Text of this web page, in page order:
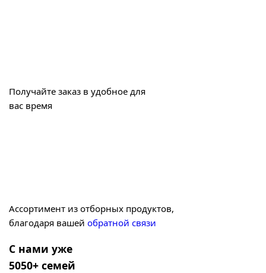
Получайте заказ в удобное для
вас время
Ассортимент из отборных продуктов,
благодаря вашей обратной связи
С нами уже
5050+ семей